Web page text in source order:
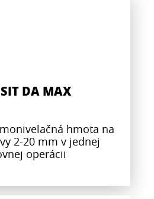
DA MAX
hmota na
2-20 mm v jednej
operácii